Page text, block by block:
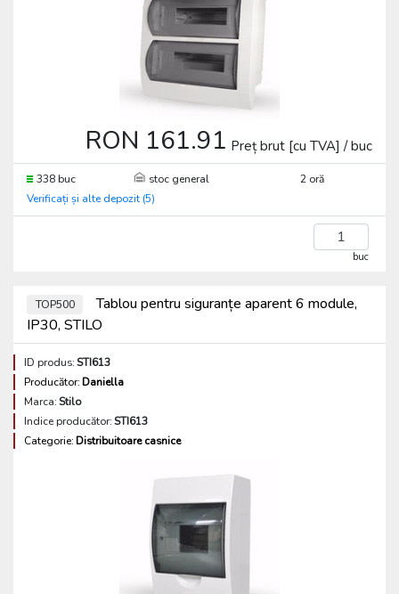
RON 161.91 Preț brut [cu TVA] / buc
338 buc stoc general
2 oră
Verificați și alte depozit (5)
buc
TOP500
Tablou pentru siguranțe aparent 6 module,
IP30, STILO
ID produs:STI613
Producător:Daniella
Marca:Stilo
Indice producător:STI613
Categorie:Distribuitoare casnice